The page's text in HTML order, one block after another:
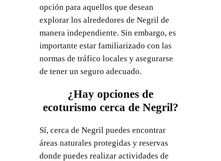
opción para aquellos que desean
explorar los alrededores de Negril de
manera independiente. Sin embargo, es
importante estar familiarizado con las
normas de tráfico locales y asegurarse
de tener un seguro adecuado.
¿Hay opciones de
ecoturismo cerca de Negril?
Sí, cerca de Negril puedes encontrar
áreas naturales protegidas y reservas
donde puedes realizar actividades de